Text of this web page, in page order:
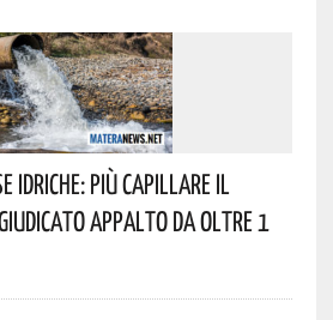
Idriche: Più Capillare Il
Appalto Da Oltre 1